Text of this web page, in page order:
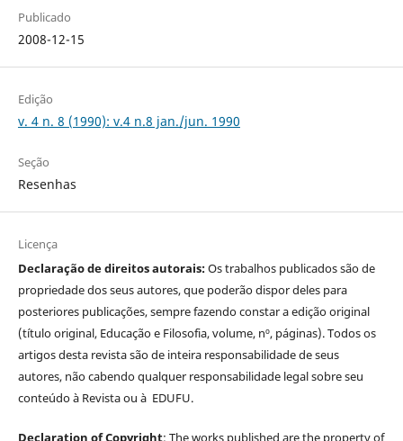
Publicado
2008-12-15
Edição
v. 4 n. 8 (1990): v.4 n.8 jan./jun. 1990
Seção
Resenhas
Licença
Declaração de direitos autorais:Os trabalhos publicados são de
propriedade dos seus autores, que poderão dispor deles para
posteriores publicações, sempre fazendo constar a edição original
(título original, Educação e Filosofia, volume, nº, páginas). Todos os
artigos desta revista são de inteira responsabilidade de seus
autores, não cabendo qualquer responsabilidade legal sobre seu
conteúdo à Revista ou à EDUFU.
Declaration of Copyright: The works published are the property of